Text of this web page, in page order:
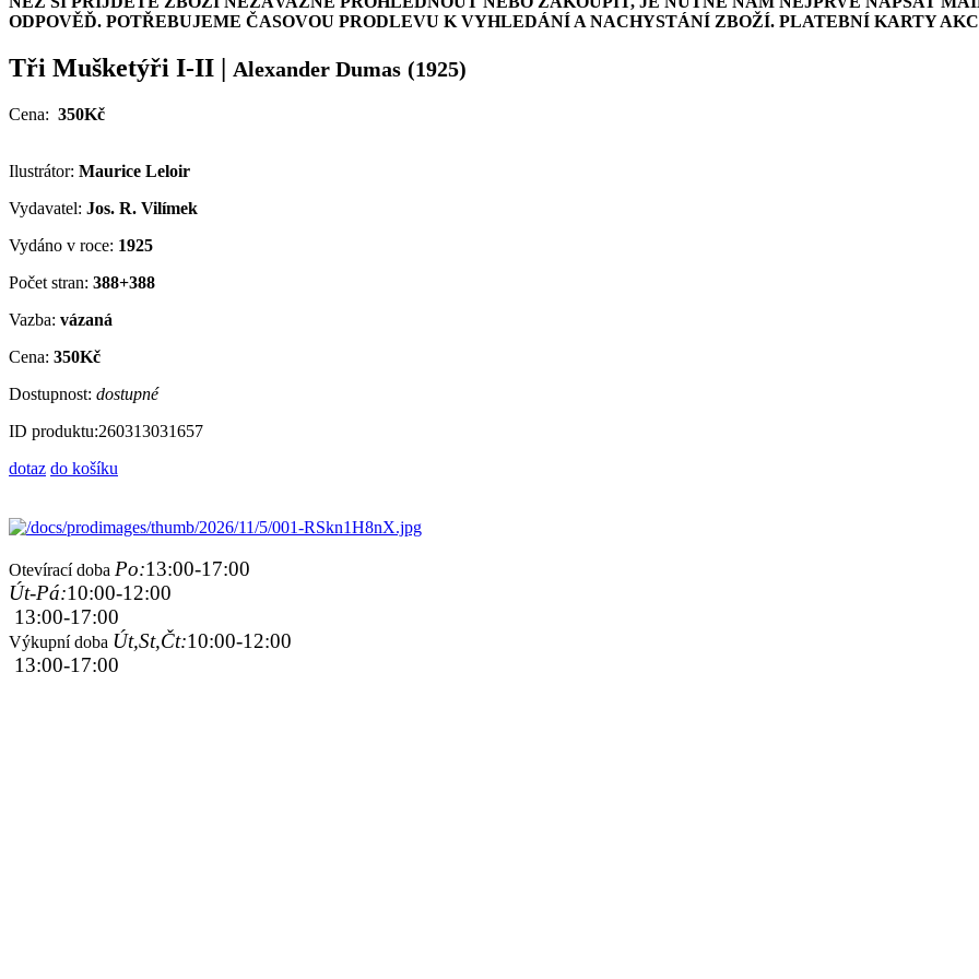
ODPOVĚĎ. POTŘEBUJEME ČASOVOU PRODLEVU K VYHLEDÁNÍ A NACHYSTÁNÍ ZBOŽÍ. PLATEBNÍ KARTY
Tři Mušketýři I-II | Alexander Dumas (1925)
Cena: 350Kč
Ilustrátor: Maurice Leloir
Vydavatel: Jos. R. Vilímek
Vydáno v roce: 1925
Počet stran: 388+388
Vazba: vázaná
Cena: 350Kč
Dostupnost: dostupné
ID produktu:260313031657
dotaz do košíku
Otevírací doba Po:13:00-17:00
Út-Pá:10:00-12:00
13:00-17:00
Výkupní doba Út,St,Čt:10:00-12:00
13:00-17:00